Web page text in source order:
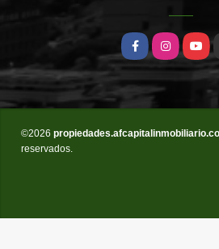
FacebookInstagram
©2026
reservados.